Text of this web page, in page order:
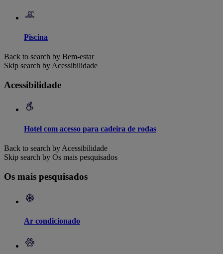
Piscina
Back to search by Bem-estar
Skip search by Acessibilidade
Acessibilidade
Hotel com acesso para cadeira de rodas
Back to search by Acessibilidade
Skip search by Os mais pesquisados
Os mais pesquisados
Ar condicionado